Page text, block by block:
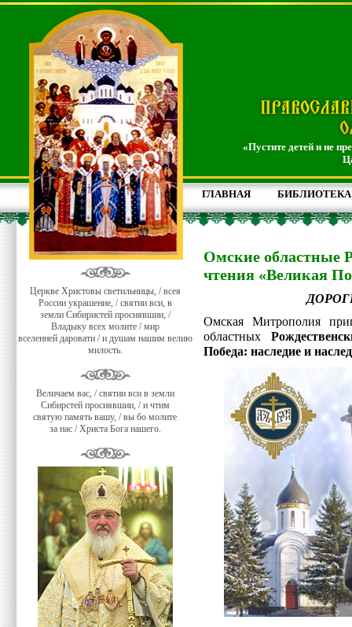
«Пустите детей и не
ГЛАВНАЯ БИБЛИОТЕКА
Церкве Христовы светильницы, / всея
России украшение, / святии вси, в
земли Сибиристей просиявшии, /
Владыку всех молите / мир
вселенней даровати / и душам нашим велию
милость.
Величаем вас, / святии вси в земли
Сибирстей просиявшии, / и чтим
святую память вашу, / вы бо молите
за нас / Христа Бога нашего.
Омские областные
чтения «Великая
Омская Митрополия
областных
Победа: наследие и